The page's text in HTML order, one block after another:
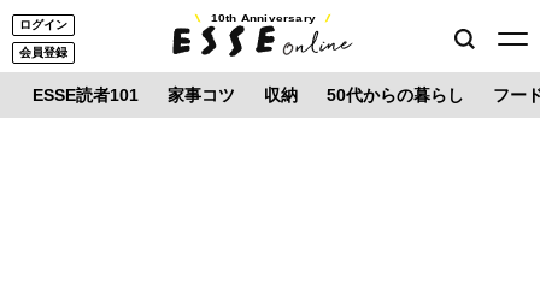
ログイン
会員登録
10th Anniversary
ESSE読者101 家事コツ 収納 50代からの暮らし フー